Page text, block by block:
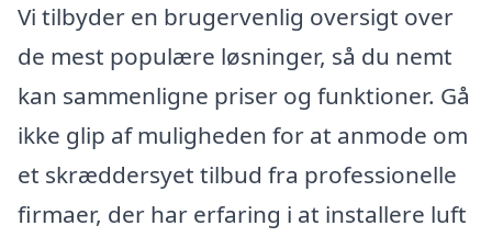
Vi tilbyder en brugervenlig oversigt over
de mest populære løsninger, så du nemt
kan sammenligne priser og funktioner. Gå
ikke glip af muligheden for at anmode om
et skræddersyet tilbud fra professionelle
firmaer, der har erfaring i at installere luft